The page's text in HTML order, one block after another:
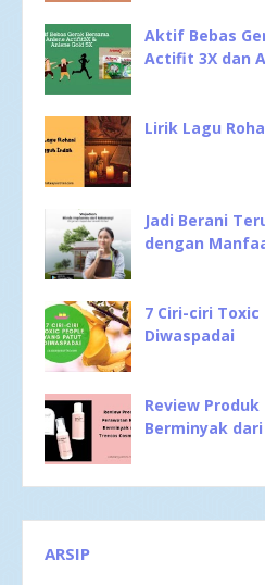
Aktif Bebas
Actifit 3X dan
Lirik Lagu
Jadi Berani
dengan
7 Ciri-ciri
Diwaspadai
Review
Berminyak
ARSIP